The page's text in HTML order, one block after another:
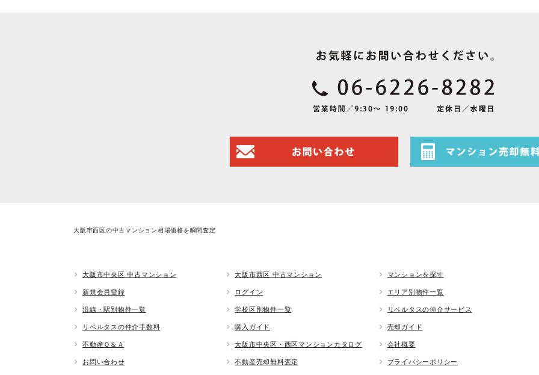
大阪市西区の中古マンション相場価格を瞬間査定
大阪市中央区 中古マンション 大阪市西区 中古マンション マンションを探す
新規会員登録 ログイン エリア別物件一覧
沿線・駅別物件一覧 学校区別物件一覧 リベルタスの仲介サービス
リベルタスの仲介手数料 購入ガイド 売却ガイド
不動産Ｑ＆Ａ 大阪市中央区・西区マンションカタログ 会社概要
お問い合わせ 不動産売却無料査定 プライバシーポリシー